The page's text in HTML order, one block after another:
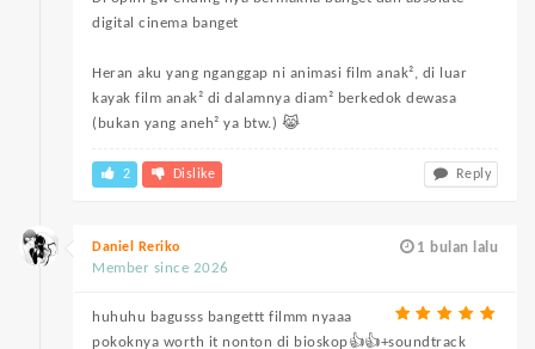
digital cinema banget
Heran aku yang nganggap ni animasi film anak², di luar
kayak film anak² di dalamnya diam² berkedok dewasa
(bukan yang aneh² ya btw.) 😹
2 Dislike Reply
1 bulan lalu
Daniel Reriko
Member since 2026
huhuhu bagusss bangettt filmm nyaaa
pokoknya worth it nonton di bioskop👍👍+soundtrack